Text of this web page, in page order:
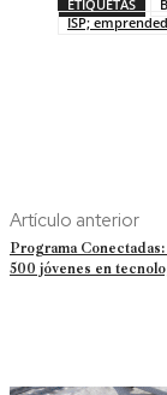
ETIQUETAS
ISP;
Artículo anterior
Programa
500 jóvenes en